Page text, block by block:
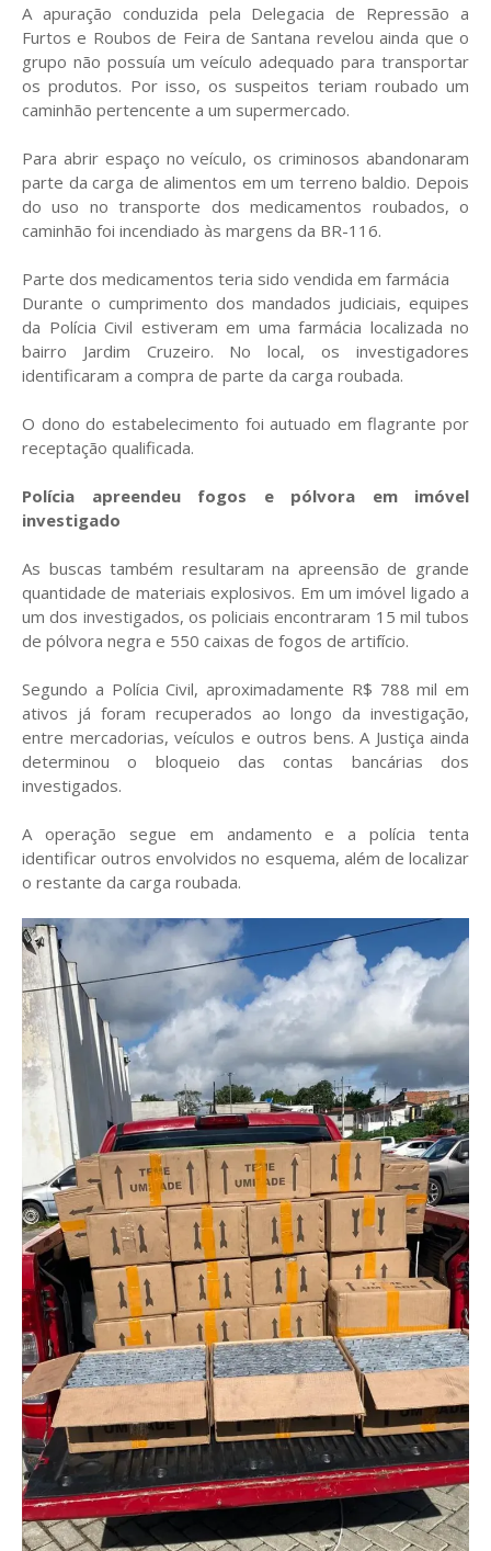
A apuração conduzida pela Delegacia de Repressão a
Furtos e Roubos de Feira de Santana revelou ainda que o
grupo não possuía um veículo adequado para transportar
os produtos. Por isso, os suspeitos teriam roubado um
caminhão pertencente a um supermercado.
Para abrir espaço no veículo, os criminosos abandonaram
parte da carga de alimentos em um terreno baldio. Depois
do uso no transporte dos medicamentos roubados, o
caminhão foi incendiado às margens da BR-116.
Parte dos medicamentos teria sido vendida em farmácia
Durante o cumprimento dos mandados judiciais, equipes
da Polícia Civil estiveram em uma farmácia localizada no
bairro Jardim Cruzeiro. No local, os investigadores
identificaram a compra de parte da carga roubada.
O dono do estabelecimento foi autuado em flagrante por
receptação qualificada.
Polícia apreendeu fogos e pólvora em imóvel
investigado
As buscas também resultaram na apreensão de grande
quantidade de materiais explosivos. Em um imóvel ligado a
um dos investigados, os policiais encontraram 15 mil tubos
de pólvora negra e 550 caixas de fogos de artifício.
Segundo a Polícia Civil, aproximadamente R$ 788 mil em
ativos já foram recuperados ao longo da investigação,
entre mercadorias, veículos e outros bens. A Justiça ainda
determinou o bloqueio das contas bancárias dos
investigados.
A operação segue em andamento e a polícia tenta
identificar outros envolvidos no esquema, além de localizar
o restante da carga roubada.